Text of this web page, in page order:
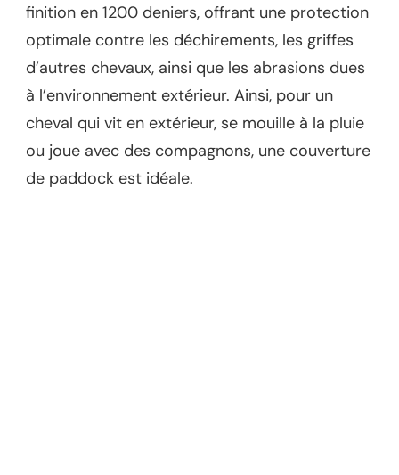
finition en 1200 deniers, offrant une protection
optimale contre les déchirements, les griffes
d’autres chevaux, ainsi que les abrasions dues
à l’environnement extérieur. Ainsi, pour un
cheval qui vit en extérieur, se mouille à la pluie
ou joue avec des compagnons, une couverture
de paddock est idéale.